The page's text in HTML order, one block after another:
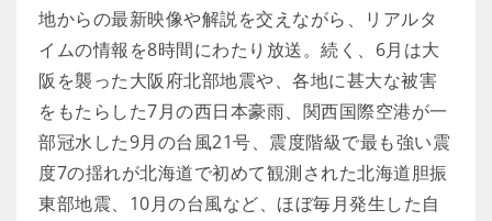
地からの最新映像や解説を交えながら、リアルタ
イムの情報を8時間にわたり放送。続く、6月は大
阪を襲った大阪府北部地震や、各地に甚大な被害
をもたらした7月の西日本豪雨、関西国際空港が一
部冠水した9月の台風21号、震度階級で最も強い震
度7の揺れが北海道で初めて観測された北海道胆振
東部地震、10月の台風など、ほぼ毎月発生した自